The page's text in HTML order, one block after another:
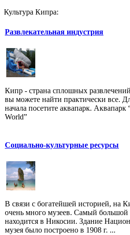
Культура Кипра:
Развлекательная индустрия
Кипр - страна сплошных
вы можете найти практически все.
начала посетите аквапарк. Аквапарк
World”
Социально-культурные ресурсы
В связи с богатейшей историей, на
очень много музеев. Самый большой
находится в Никосии. Здание
музея было построено в 1908 г. ...